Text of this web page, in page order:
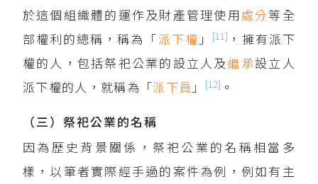
於這個組織體的運作及財產管理使用 處分等全
部權利的總稱，稱為「派下權 」 [11] ，擁有派下
權的人，包括祭祀公業的設立人及繼承設立人
派下權的人，就稱為「派下員 」 [12] 。
（三）祭祀公業的名稱
因為歷史背景關係，祭祀公業的名稱相當多
樣，以筆者實際經手過的案件為例，例如有主